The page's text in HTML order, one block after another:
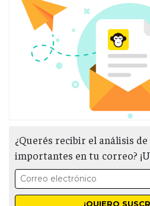
¿Querés recibir el análisis
importantes en tu correo?